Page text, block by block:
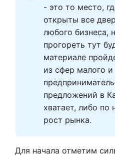
- это то место,
открыты все
любого бизнеса,
прогореть тут
материале
из сфер малого и
предложений в
хватает, либо по
рост рынка.
Для начала отметим